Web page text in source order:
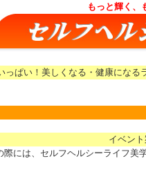
もっと輝く、
ぱい！美しくなる・健康になる
イベン
際には、セルフヘルシーライフ美